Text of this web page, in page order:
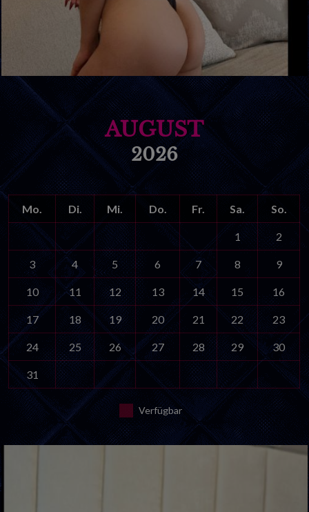
AUGUST
2026
Mo. Di. Mi. Do. Fr. Sa. So.
1 2
3 4 5 6 7 8 9
10 11 12 13 14 15 16
17 18 19 20 21 22 23
24 25 26 27 28 29 30
31
Verfügbar